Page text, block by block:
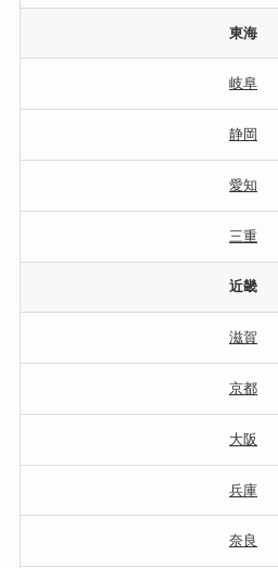
東海
岐阜
静岡
愛知
三重
近畿
滋賀
京都
大阪
兵庫
奈良